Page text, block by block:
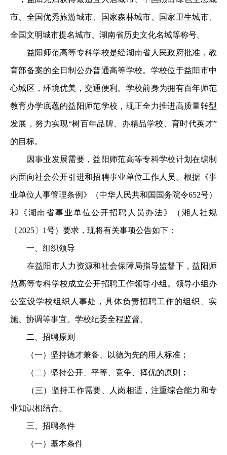
市、全国优秀旅游城市、国家森林城市、国家卫生城市、
全国文明城市提名城市、湖南省历史文化名城等称号。
益阳师范高等专科学校是经湖南省人民政府批准，教
育部备案的全日制公办普通高等学校。学校位于益阳市中
心城区，环境优美，交通便利。学校前身为拥有百年师范
教育办学底蕴的益阳师范学校，现正全力推进高质量转型
发展，努力实现“树百年品牌、办精品学校、育时代英才”
的目标。
因事业发展需要，益阳师范高等专科学校计划在编制
内面向社会公开引进和招聘事业单位工作人员。根据《事
业单位人事管理条例》（中华人民共和国国务院令652号）
和《湖南省事业单位公开招聘人员办法》（湘人社规
〔2025〕1号）要求，现将有关事项公告如下：
一、组织领导
在益阳市人力资源和社会保障局指导监督下，益阳师
范高等专科学校成立公开招聘工作领导小组。领导小组办
公室设学校组织人事处，具体负责招聘工作的组织、实
施、协调等事宜。学校纪委全程监督。
二、招聘原则
（一）坚持德才兼备、以德为先的用人标准；
（二）坚持公开、平等、竞争、择优的原则；
（三）坚持工作需要、人岗相适，注重综合能力和专
业知识相结合。
三、招聘条件
（一）基本条件